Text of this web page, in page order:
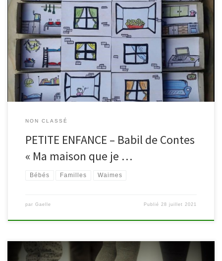
Mardi 10 août, à 9h30 & 10h30 Rejoignez-nous à la bibliothèque
de Waimes, pour écouter, lire, chanter, inventer, partager, jouer,
découvrir, se retrouver, … La bibliothèque vous invite à passer un
moment tout doux en duo (enfant jusqu’à 4 ans accompagné d’un
adulte). Par Karine Moers et Marie-Noëlle Van […]
NON CLASSÉ
PETITE ENFANCE – Babil de Contes
« Ma maison que je …
Bébés Familles Waimes
par Gaelle Publié28 juillet 2021